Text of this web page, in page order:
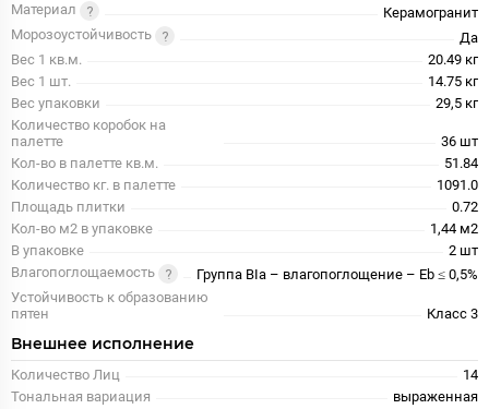
Материал
Керамогранит
Морозоустойчивость
Да
Вес 1 кв.м.
20.49 кг
Вес 1 шт.
14.75 кг
Вес упаковки
29,5 кг
Количество коробок на
палетте
36 шт
Кол-во в палетте кв.м.
51.84
Количество кг. в палетте
1091.0
Площадь плитки
0.72
Кол-во м2 в упаковке
1,44 м2
В упаковке
2 шт
Влагопоглощаемость
Группа BIa – влагопоглощение – Eb ≤ 0,5%
Устойчивость к образованию
пятен
Класс 3
Внешнее исполнение
Количество Лиц
14
Тональная вариация
выраженная